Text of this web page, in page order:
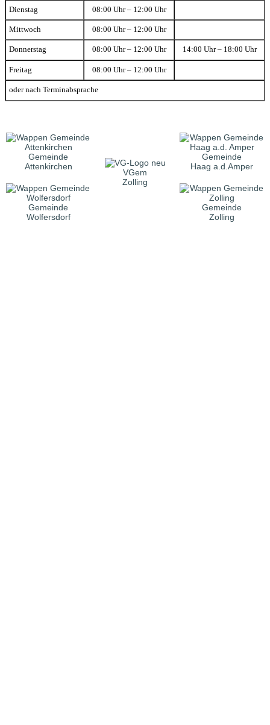
Dienstag 08:00 Uhr – 12:00 Uhr
Mittwoch 08:00 Uhr – 12:00 Uhr
Donnerstag 08:00 Uhr – 12:00 Uhr 14:00 Uhr – 18:00 Uhr
Freitag 08:00 Uhr – 12:00 Uhr
oder nach Terminabsprache
Gemeinde
Attenkirchen
VGem
Zolling
Gemeinde
Haag a.d.Amper
Gemeinde
Wolfersdorf
Gemeinde
Zolling